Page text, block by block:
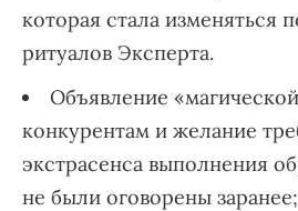
которая стала изменяться
ритуалов Эксперта.
Объявление
конкурентам и желание
экстрасенса выполнения
не были оговорены заранее;